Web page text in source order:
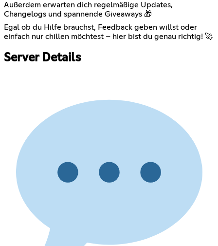
Außerdem erwarten dich regelmäßige Updates,
Changelogs und spannende Giveaways 🎁
Egal ob du Hilfe brauchst, Feedback geben willst oder
einfach nur chillen möchtest – hier bist du genau richtig! 🚀
Server Details